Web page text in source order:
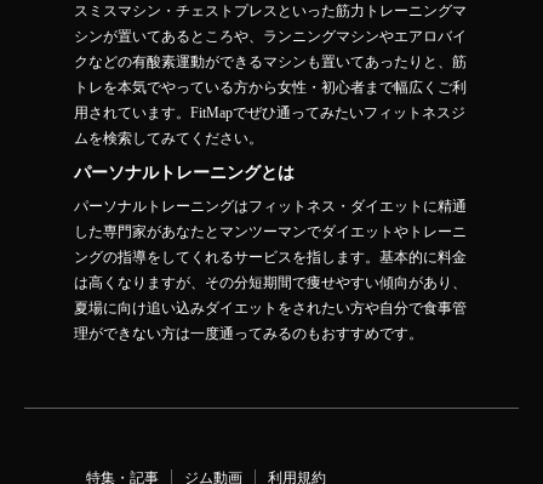
スミスマシン・チェストプレスといった筋力トレーニングマ
シンが置いてあるところや、ランニングマシンやエアロバイ
クなどの有酸素運動ができるマシンも置いてあったりと、筋
トレを本気でやっている方から女性・初心者まで幅広くご利
用されています。FitMapでぜひ通ってみたいフィットネスジ
ムを検索してみてください。
パーソナルトレーニングとは
パーソナルトレーニングはフィットネス・ダイエットに精通
した専門家があなたとマンツーマンでダイエットやトレーニ
ングの指導をしてくれるサービスを指します。基本的に料金
は高くなりますが、その分短期間で痩せやすい傾向があり、
夏場に向け追い込みダイエットをされたい方や自分で食事管
理ができない方は一度通ってみるのもおすすめです。
特集・記事 ジム動画 利用規約